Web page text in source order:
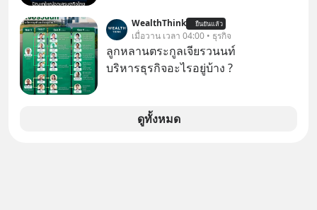
ในบทบาทที่เปลี่ยนชีวิตเขาไปตลอดกาล
ใน MM EP. นี้ เราจะมาร่วมถอดรหัส
และปรับวิธีคิดกันว่า Greenlight (ไฟ
เขียว) จะสร้างมันขึ้นมาล่วงหน้าด้วย
สัญญาณเตือน และชะลอตัวอย่างมีสติ
รายจ่ายประจำปี 2568 ซึ่งมากที่สุดเป็น
อันดับ 2 รองจากกระทรวงการคลัง
WealthThink ยืนยันแล้ว
เมื่อวาน เวลา 04:00 • ธุรกิจ
ลูกหลานตระกูลเจียรวนนท์
บริหารธุรกิจอะไรอยู่บ้าง ?
ดูทั้งหมด